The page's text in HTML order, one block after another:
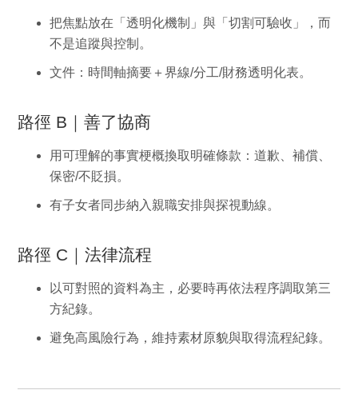
把焦點放在「透明化機制」與「切割可驗收」，而
不是追蹤與控制。
文件：時間軸摘要＋界線/分工/財務透明化表。
路徑 B｜善了協商
用可理解的事實梗概換取明確條款：道歉、補償、
保密/不貶損。
有子女者同步納入親職安排與探視動線。
路徑 C｜法律流程
以可對照的資料為主，必要時再依法程序調取第三
方紀錄。
避免高風險行為，維持素材原貌與取得流程紀錄。